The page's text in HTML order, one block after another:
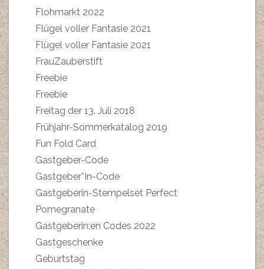
Flohmarkt 2022
Flügel voller Fantasie 2021
Flügel voller Fantasie 2021
FrauZauberstift
Freebie
Freebie
Freitag der 13. Juli 2018
Frühjahr-Sommerkatalog 2019
Fun Fold Card
Gastgeber-Code
Gastgeber*In-Code
Gastgeberin-Stempelset Perfect
Pomegranate
Gastgeberin:en Codes 2022
Gastgeschenke
Geburtstag